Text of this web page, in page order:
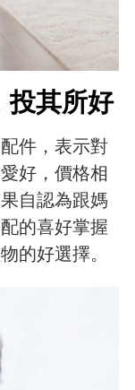
投其所好
件，表示對
好，價格相
自認為跟媽
的喜好掌握
的好選擇。